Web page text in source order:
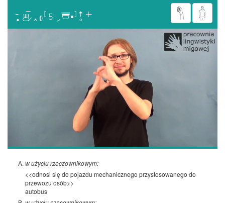

w użyciu rzeczownikowym:
<<odnosi się do pojazdu mechanicznego przystosowanego do
przewozu osób>>
autobus